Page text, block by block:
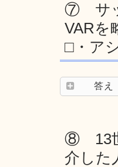
⑦ サッ
VARを
□・ア
答え
⑧ 13世
介し